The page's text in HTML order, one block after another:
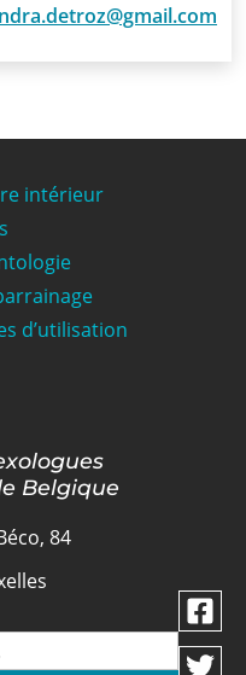
intérieur
d’utilisation
Belgique
84